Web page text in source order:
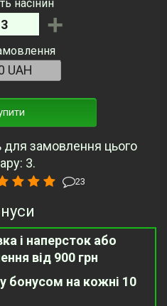
насінин
+
для замовлення цього
3.
23
і наперсток або
від 900 грн
бонусом на кожні 10